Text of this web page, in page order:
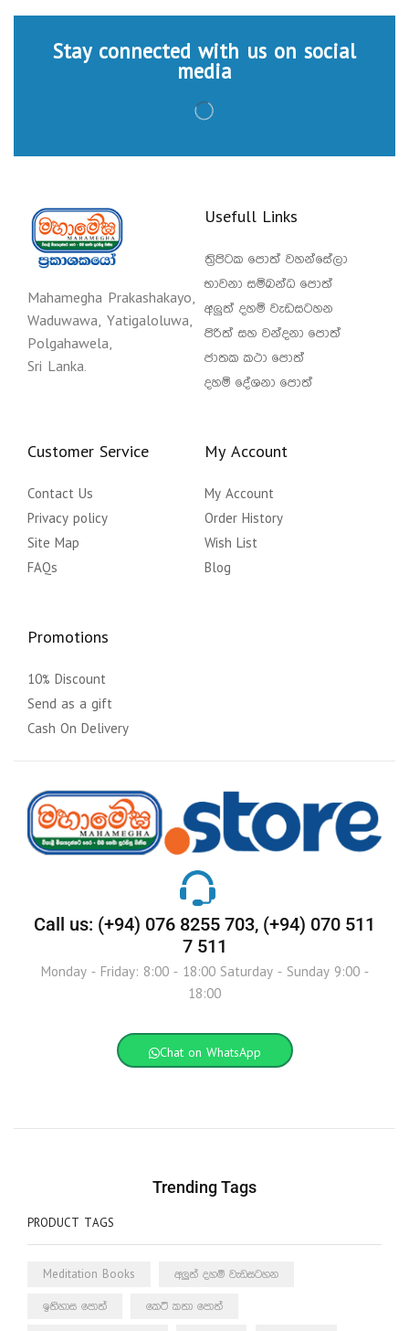
Stay connected with us on social
media
Mahamegha Prakashakayo,
Waduwawa, Yatigaloluwa,
Polgahawela,
Sri Lanka.
Usefull Links
ත්‍රිපිටක පොත් වහන්සේලා
භාවනා සම්බන්ධ පොත්
අලුත් දහම් වැඩසටහන
පිරිත් සහ වන්දනා පොත්
ජාතක කථා පොත්
දහම් දේශනා පොත්
Customer Service
Contact Us
Privacy policy
Site Map
FAQs
My Account
My Account
Order History
Wish List
Blog
Promotions
10% Discount
Send as a gift
Cash On Delivery
Call us: (+94) 076 8255 703, (+94) 070 511
7 511
Monday - Friday: 8:00 - 18:00 Saturday - Sunday 9:00 -
18:00
Chat on WhatsApp
Trending Tags
PRODUCT TAGS
Meditation Books අලුත් දහම් වැඩසටහන
ඉතිහාස පොත් කෙටි කතා පොත්